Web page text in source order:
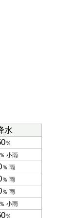
水
％
小雨
％ 雨
％ 雨
％ 雨
小雨
％